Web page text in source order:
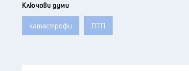
Ключови думи
катастрофи ПТП